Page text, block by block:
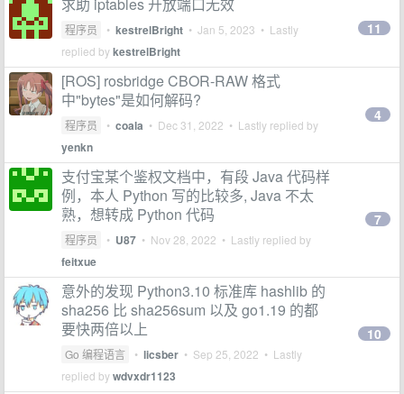
程序员 • kestrelBright • Jan 5, 2023 • Lastly
replied bykestrelBright
11
[ROS] rosbridge CBOR-RAW 格式
中"bytes"是如何解码?
程序员 • coala • Dec 31, 2022 • Lastly replied by
yenkn
4
支付宝某个鉴权文档中，有段 Java 代码样
例，本人 Python 写的比较多, Java 不太
熟，想转成 Python 代码
程序员 • U87 • Nov 28, 2022 • Lastly replied by
feitxue
7
意外的发现 Python3.10 标准库 hashlib 的
sha256 比 sha256sum 以及 go1.19 的都
要快两倍以上
Go 编程语言 • licsber • Sep 25, 2022 • Lastly
replied bywdvxdr1123
10